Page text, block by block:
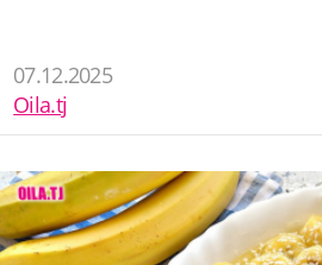
07.12.2025
Oila.tj